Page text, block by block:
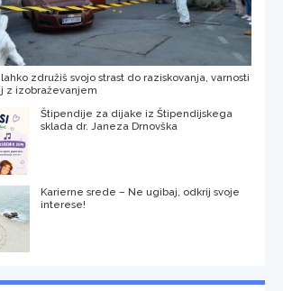
združiš svojo strast do raziskovanja, varnosti
z izobraževanjem
Štipendije za dijake iz Štipendijskega
sklada dr. Janeza Drnovška
Karierne srede – Ne ugibaj, odkrij svoje
interese!